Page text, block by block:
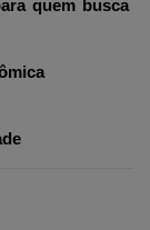
quem busca